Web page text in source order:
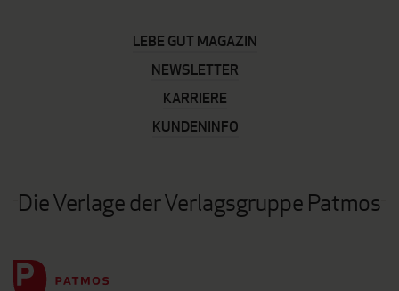
LEBE GUT MAGAZIN
NEWSLETTER
KARRIERE
KUNDENINFO
Die Verlage der Verlagsgruppe Patmos